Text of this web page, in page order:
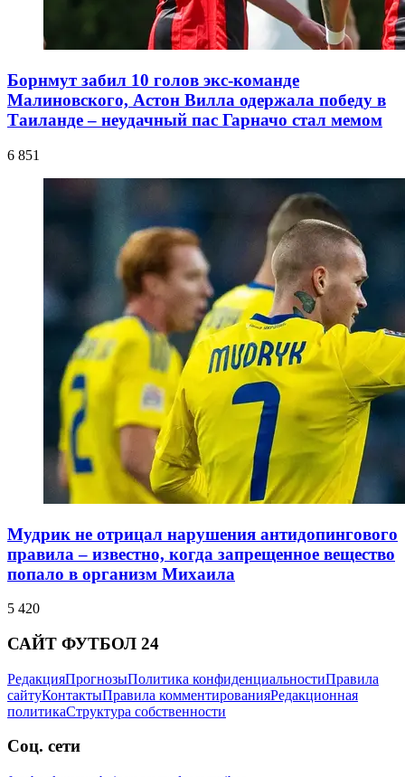
Борнмут забил 10 голов экс-команде
Малиновского, Астон Вилла одержала победу в
Таиланде – неудачный пас Гарначо стал мемом
6 851
Мудрик не отрицал нарушения антидопингового
правила – известно, когда запрещенное вещество
попало в организм Михаила
5 420
САЙТ ФУТБОЛ 24
РедакцияПрогнозыПолитика конфиденциальностиПравила
сайтуКонтактыПравила комментированияРедакционная
политикаСтруктура собственности
Соц. сети